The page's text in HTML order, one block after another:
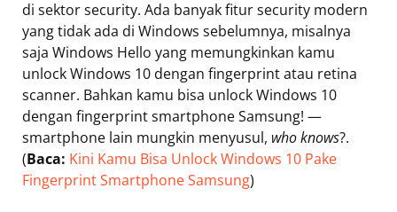
di sektor security. Ada banyak fitur security modern
yang tidak ada di Windows sebelumnya, misalnya
saja Windows Hello yang memungkinkan kamu
unlock Windows 10 dengan fingerprint atau retina
scanner. Bahkan kamu bisa unlock Windows 10
dengan fingerprint smartphone Samsung! —
smartphone lain mungkin menyusul, who knows?.
(Baca: Kini Kamu Bisa Unlock Windows 10 Pake
Fingerprint Smartphone Samsung)